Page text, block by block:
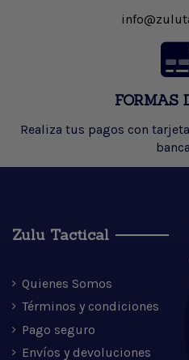
FORMAS
Realiza tus pagos con
Zulu Tactical
Quienes Somos
Términos y condiciones
Pago seguro
Envíos y devoluciones